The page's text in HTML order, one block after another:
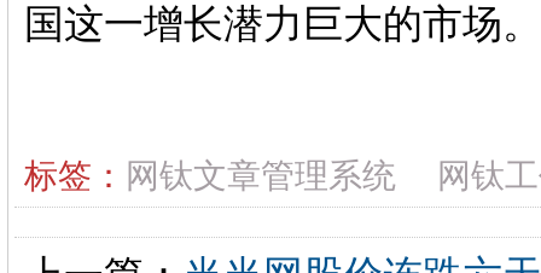
国这一增长潜力巨大的市场
标签： 网钛文章管理系统 网钛